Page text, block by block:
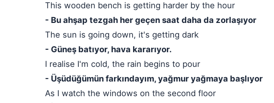
This wooden bench is getting harder by the hour
- Bu ahşap tezgah her geçen saat daha da zorlaşıyor
The sun is going down, it's getting dark
- Güneş batıyor, hava kararıyor.
I realise I'm cold, the rain begins to pour
- Üşüdüğümün farkındayım, yağmur yağmaya başlıyor
As I watch the windows on the second floor